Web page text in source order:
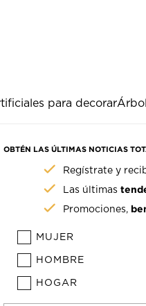
para decorar
OBTÉN LAS ÚLTIMAS NOTICIAS
Regístrate y
Las últimas
Promociones,
MUJER
HOMBRE
HOGAR